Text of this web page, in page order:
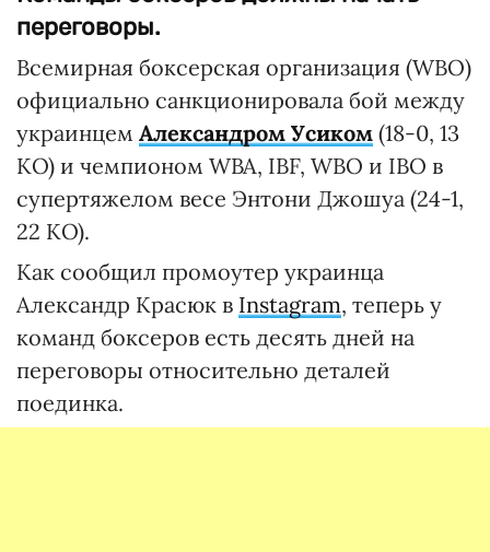
переговоры.
Всемирная боксерская организация (WBO)
официально санкционировала бой между
украинцем Александром Усиком (18-0, 13
КО) и чемпионом WBA, IBF, WBO и IBO в
супертяжелом весе Энтони Джошуа (24-1,
22 КО).
Как сообщил промоутер украинца
Александр Красюк в Instagram, теперь у
команд боксеров есть десять дней на
переговоры относительно деталей
поединка.